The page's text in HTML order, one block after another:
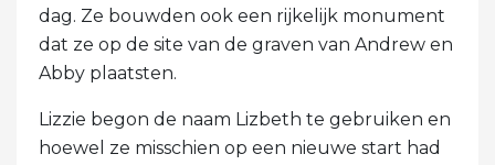
dag. Ze bouwden ook een rijkelijk monument
dat ze op de site van de graven van Andrew en
Abby plaatsten.
Lizzie begon de naam Lizbeth te gebruiken en
hoewel ze misschien op een nieuwe start had